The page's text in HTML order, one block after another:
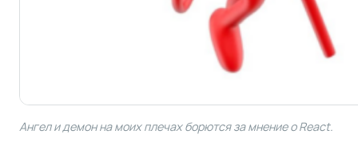
Ангел и демон на моих плечах борются за мнение о React.